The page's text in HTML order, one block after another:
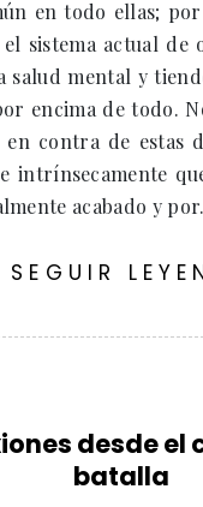
en todo ellas;
sistema actual de
salud mental y
encima de todo.
en contra de estas
intrínsecamente
acabado y
SEGUIR
desde el
batalla